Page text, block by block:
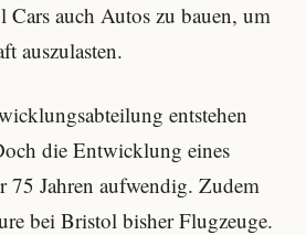
Cars auch Autos zu bauen, um
auszulasten.
entstehen
die Entwicklung eines
75 Jahren aufwendig. Zudem
bei Bristol bisher Flugzeuge.